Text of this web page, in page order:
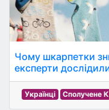
Чому шкарпетки
експерти
Українці Сполучене